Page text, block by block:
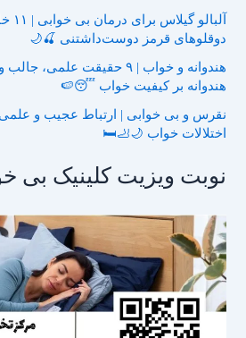
دوقلوهای قرمز دوست‌داشتنی 🍒🌙
هندوانه و خواب | ۹ حقیقت
هندوانه بر کیفیت خواب 😴🍉
نقرس و بی خوابی | ارتباط عجیب و
اختلالات خواب 🌙🦶🛏️
نوبت ویزیت کلینیک بی